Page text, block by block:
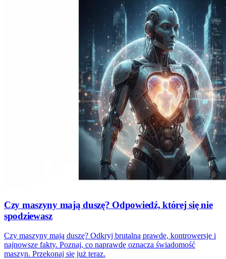
Czy maszyny mają duszę? Odpowiedź, której się nie
spodziewasz
Czy maszyny mają duszę? Odkryj brutalną prawdę, kontrowersje i
najnowsze fakty. Poznaj, co naprawdę oznacza świadomość
maszyn. Przekonaj się już teraz.